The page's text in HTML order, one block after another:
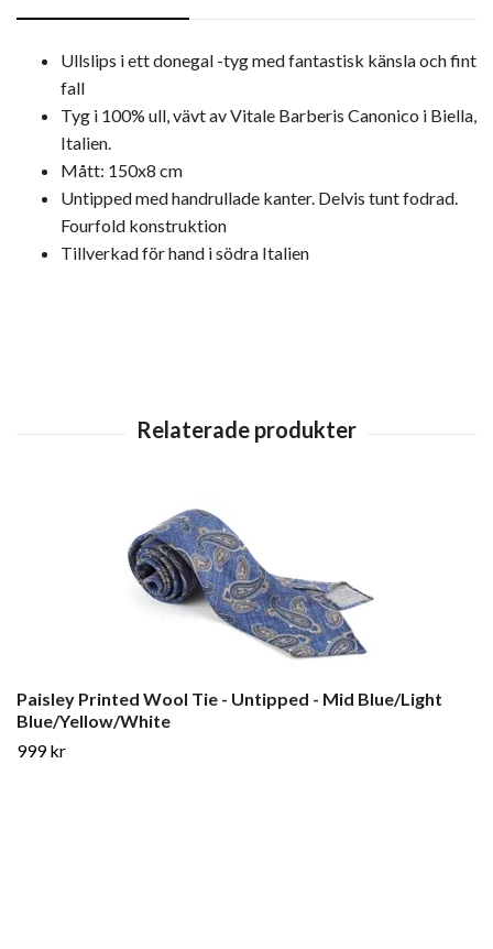
Ullslips i ett donegal -tyg med fantastisk känsla och fint
fall
Tyg i 100% ull, vävt av Vitale Barberis Canonico i Biella,
Italien.
Mått: 150x8 cm
Untipped med handrullade kanter. Delvis tunt fodrad.
Fourfold konstruktion
Tillverkad för hand i södra Italien
Paisley Printed Wool Tie - Untipped - Mid Blue/Light
Blue/Yellow/White
999 kr